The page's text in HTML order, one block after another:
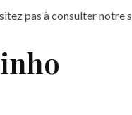
pas à consulter notre